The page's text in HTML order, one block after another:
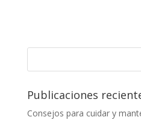
Publicaciones
Consejos para cuidar y